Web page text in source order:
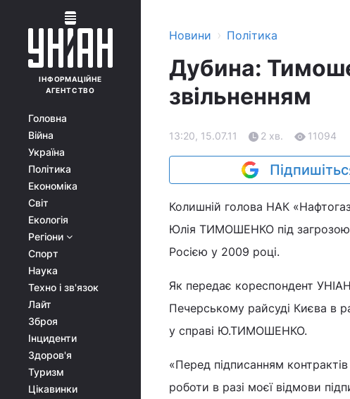
ІНФОРМАЦІЙНЕ
АГЕНТСТВО
Головна
Війна
Україна
Політика
Економіка
Світ
Екологія
Регіони
Спорт
Наука
Техно і зв'язок
Лайт
Зброя
Інциденти
Здоров'я
Туризм
Цікавинки
Новини › Політика
Дубина:
звільненням
13:20, 15.07.11 2 хв. 11094
Колишній голова НАК
Юлія ТИМОШЕНКО під загрозою
Росією у 2009 році.
Як передає кореспондент
Печерському райсуді Києва в
у справі Ю.ТИМОШЕНКО.
«Перед підписанням
роботи в разі моєї відмови